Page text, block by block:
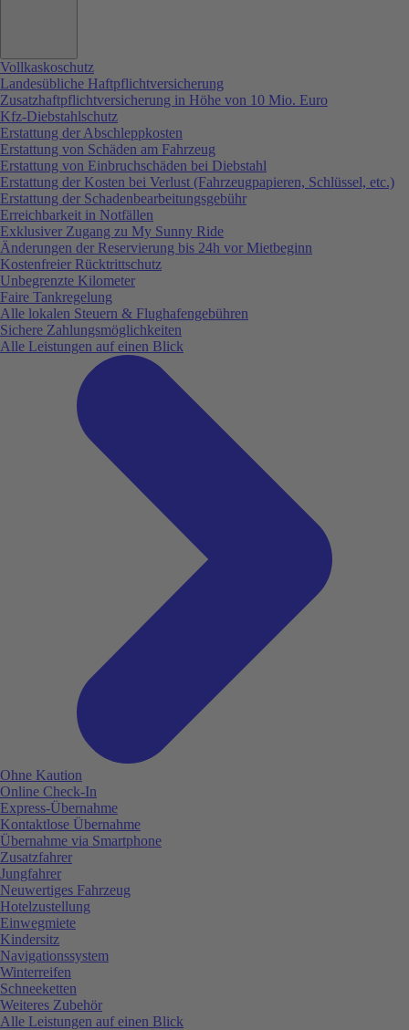
Vollkaskoschutz
Landesübliche Haftpflichtversicherung
Zusatzhaftpflichtversicherung in Höhe von 10 Mio. Euro
Kfz-Diebstahlschutz
Erstattung der Abschleppkosten
Erstattung von Schäden am Fahrzeug
Erstattung von Einbruchschäden bei Diebstahl
Erstattung der Kosten bei Verlust (Fahrzeugpapieren, Schlüssel, etc.)
Erstattung der Schadenbearbeitungsgebühr
Erreichbarkeit in Notfällen
Exklusiver Zugang zu My Sunny Ride
Änderungen der Reservierung bis 24h vor Mietbeginn
Kostenfreier Rücktrittschutz
Unbegrenzte Kilometer
Faire Tankregelung
Alle lokalen Steuern & Flughafengebühren
Sichere Zahlungsmöglichkeiten
Alle Leistungen auf einen Blick
Ohne Kaution
Online Check-In
Express-Übernahme
Kontaktlose Übernahme
Übernahme via Smartphone
Zusatzfahrer
Jungfahrer
Neuwertiges Fahrzeug
Hotelzustellung
Einwegmiete
Kindersitz
Navigationssystem
Winterreifen
Schneeketten
Weiteres Zubehör
Alle Leistungen auf einen Blick